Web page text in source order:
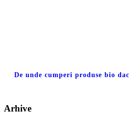
De unde cumperi produse bio
Arhive